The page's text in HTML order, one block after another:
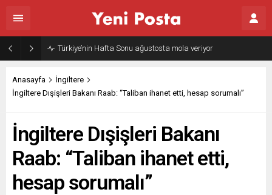
Türkiye’nin Hafta Sonu ağustosta mola veriyor
Anasayfa
İngiltere
İngiltere Dışişleri Bakanı Raab: “Taliban ihanet etti, hesap sorumalı”
İngiltere Dışişleri Bakanı
Raab: “Taliban ihanet etti,
hesap sorumalı”